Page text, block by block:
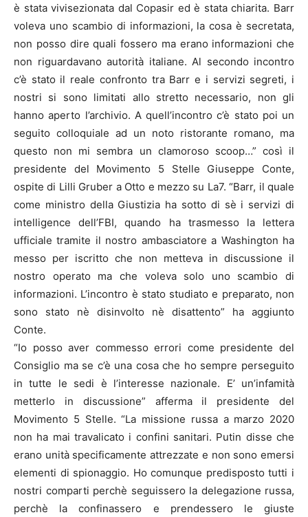
è stata vivisezionata dal Copasir ed è stata chiarita. Barr
voleva uno scambio di informazioni, la cosa è secretata,
non posso dire quali fossero ma erano informazioni che
non riguardavano autorità italiane. Al secondo incontro
c’è stato il reale confronto tra Barr e i servizi segreti, i
nostri si sono limitati allo stretto necessario, non gli
hanno aperto l’archivio. A quell’incontro c’è stato poi un
seguito colloquiale ad un noto ristorante romano, ma
questo non mi sembra un clamoroso scoop…” così il
presidente del Movimento 5 Stelle Giuseppe Conte,
ospite di Lilli Gruber a Otto e mezzo su La7. “Barr, il quale
come ministro della Giustizia ha sotto di sè i servizi di
intelligence dell’FBI, quando ha trasmesso la lettera
ufficiale tramite il nostro ambasciatore a Washington ha
messo per iscritto che non metteva in discussione il
nostro operato ma che voleva solo uno scambio di
informazioni. L’incontro è stato studiato e preparato, non
sono stato nè disinvolto nè disattento” ha aggiunto
Conte.
“Io posso aver commesso errori come presidente del
Consiglio ma se c’è una cosa che ho sempre perseguito
in tutte le sedi è l’interesse nazionale. E’ un’infamità
metterlo in discussione” afferma il presidente del
Movimento 5 Stelle. “La missione russa a marzo 2020
non ha mai travalicato i confini sanitari. Putin disse che
erano unità specificamente attrezzate e non sono emersi
elementi di spionaggio. Ho comunque predisposto tutti i
nostri comparti perchè seguissero la delegazione russa,
perchè la confinassero e prendessero le giuste